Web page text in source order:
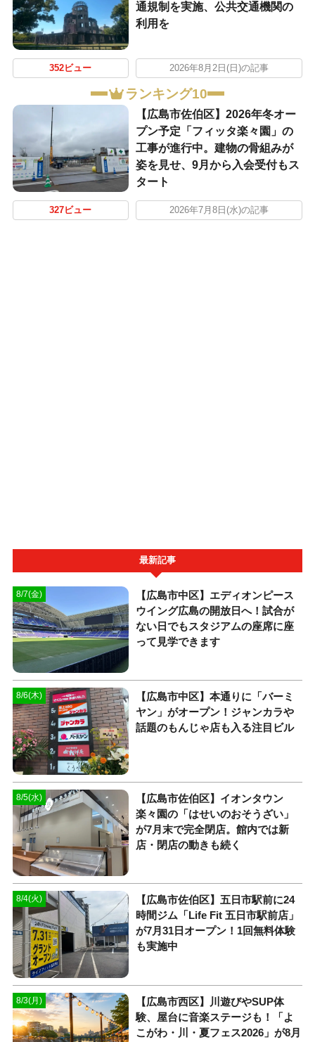
通規制を実施、公共交通機関の
利用を
352ビュー 2026年8月2日(日)の記事
ランキング10
【広島市佐伯区】2026年冬オー
プン予定「フィッタ楽々園」の
工事が進行中。建物の骨組みが
姿を見せ、9月から入会受付もス
タート
327ビュー 2026年7月8日(水)の記事
最新記事
8/7(金)
【広島市中区】エディオンピース
ウイング広島の開放日へ！試合が
ない日でもスタジアムの座席に座
って見学できます
8/6(木)
【広島市中区】本通りに「バーミ
ヤン」がオープン！ジャンカラや
話題のもんじゃ店も入る注目ビル
8/5(水)
【広島市佐伯区】イオンタウン
楽々園の「はせいのおそうざい」
が7月末で完全閉店。館内では新
店・閉店の動きも続く
8/4(火)
【広島市佐伯区】五日市駅前に24
時間ジム「Life Fit 五日市駅前店」
が7月31日オープン！1回無料体験
も実施中
8/3(月)
【広島市西区】川遊びやSUP体
験、屋台に音楽ステージも！「よ
こがわ・川・夏フェス2026」が8月